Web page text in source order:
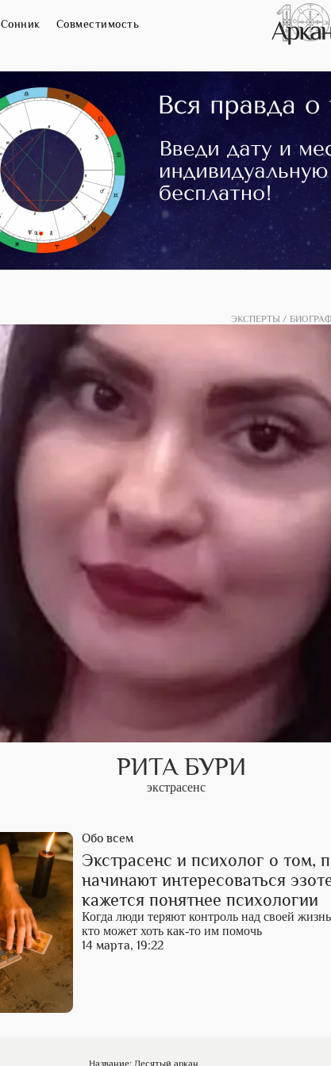
Сонник Совместимость
ЭКСПЕРТЫ
РИТА БУРИ
экстрасенс
Обо всем
Экстрасенс и психолог о том,
начинают интересоваться
кажется понятнее психологии
Когда люди теряют контроль над своей
кто может хоть как-то им помочь
14 марта, 19:22